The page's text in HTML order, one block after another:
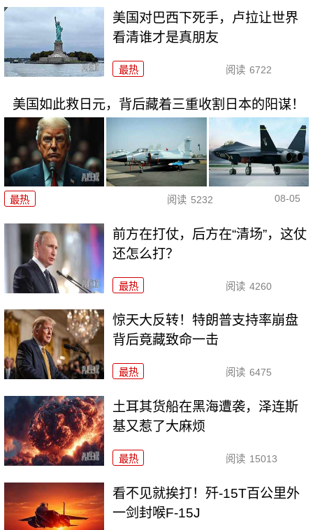
美国对巴西下死手，卢拉让世界
看清谁才是真朋友
最热 阅读 6722
美国如此救日元，背后藏着三重收割日本的阳谋！
最热 阅读 5232 08-05
前方在打仗，后方在“清场”，这仗
还怎么打？
最热 阅读 4260
惊天大反转！特朗普支持率崩盘
背后竟藏致命一击
最热 阅读 6475
土耳其货船在黑海遭袭，泽连斯
基又惹了大麻烦
最热 阅读 15013
看不见就挨打！歼-15T百公里外
一剑封喉F-15J